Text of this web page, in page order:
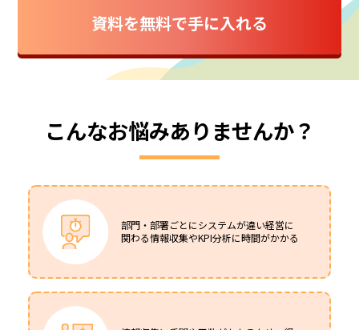
資料を無料で手に入れる
こんなお悩みありませんか？
部門・部署ごとにシステムが違い経営に
関わる情報収集やKPI分析に時間がかかる